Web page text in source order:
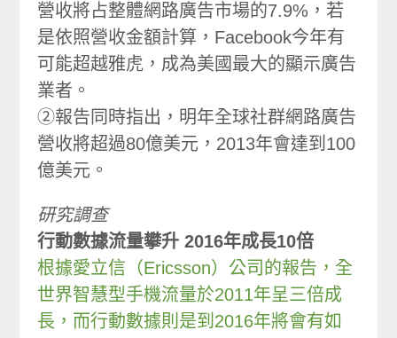
營收將占整體網路廣告市場的7.9%，若
是依照營收金額計算，Facebook今年有
可能超越雅虎，成為美國最大的顯示廣告
業者。
②報告同時指出，明年全球社群網路廣告
營收將超過80億美元，2013年會達到100
億美元。
研究調查
行動數據流量攀升 2016年成長10倍
根據愛立信（Ericsson）公司的報告，全
世界智慧型手機流量於2011年呈三倍成
長，而行動數據則是到2016年將會有如